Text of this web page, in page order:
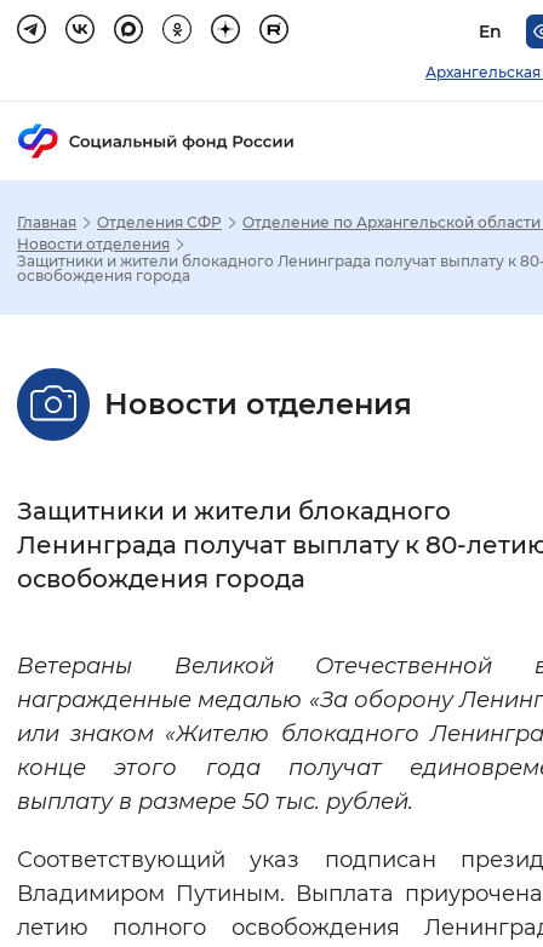
En
Стандартный Увеличенный
Без засечек С засечками
Интервал между буквами
Цвет сайта
Монохромный Инверсивный
Синий фон
Изображения
Включены Выключены
Главная Отделения СФР
Отделение по Архангельской
Новости отделения
Защитники и жители блокадного Ленинграда получат выплату к
освобождения города
Новости отделения
Защитники и жители блокадного
Ленинграда получат выплату к 80-
освобождения города
Ветераны Великой Отечественной
награжденные медалью «За оборону
или знаком «Жителю блокадного
конце этого года получат
выплату в размере 50 тыс. рублей.
Соответствующий указ подписан
Владимиром Путиным. Выплата
летию полного освобождения